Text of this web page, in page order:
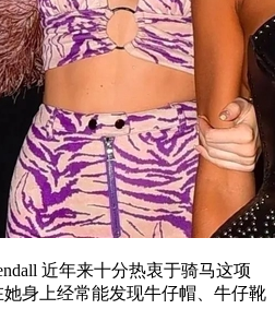
近年来十分热衷于骑马这项
身上经常能发现牛仔帽、牛仔靴